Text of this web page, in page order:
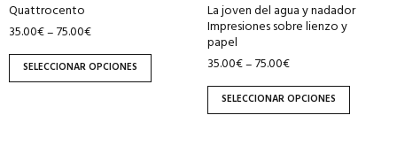
Quattrocento
35.00€–75.00€
SELECCIONAR OPCIONES
elegir
en
la
página
La joven del agua y nadador
Impresiones sobre lienzo y
papel
35.00€–75.00€
SELECCIONAR OPCIONES
elegir
en
la
página